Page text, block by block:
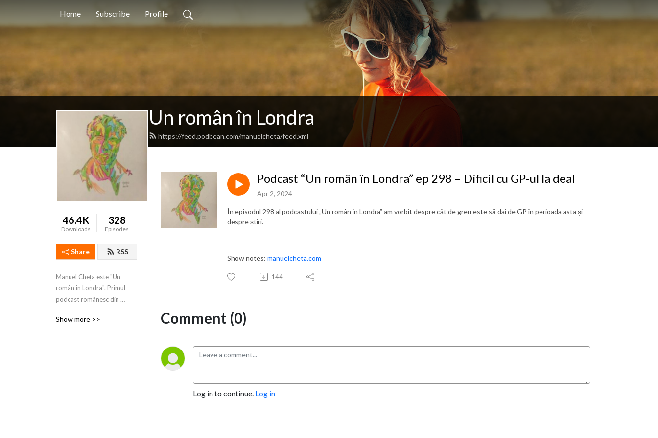
Home Subscribe Profile
Un român în Londra
https://feed.podbean.com/manuelcheta/feed.xml
46.4K
Downloads
328
Episodes
Share RSS
Manuel Cheța este "Un
român în Londra". Primul
podcast românesc din
subiectele abordate sunt
Show more >>
Podcast “Un român în Londra” ep 298 – Dificil cu GP-ul la deal
Apr 2, 2024
În episodul 298 al podcastului „Un român în Londra” am vorbit despre cât de greu este să dai de GP în perioada asta și
despre știri.
Show notes: manuelcheta.com
144
Comment (0)
Log in to continue. Log in